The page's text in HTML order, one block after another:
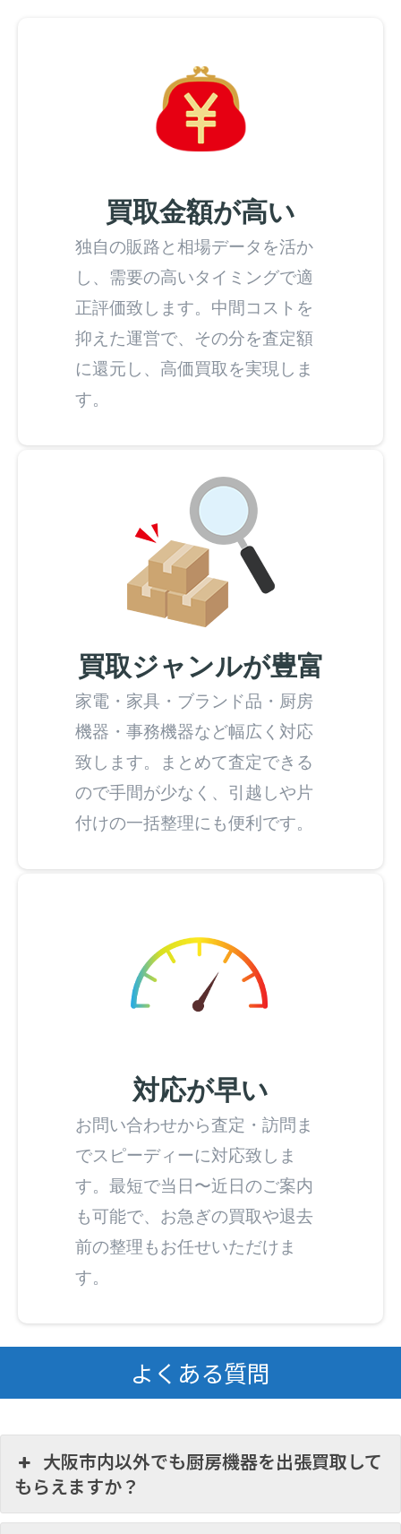
買取金額が高い
独自の販路と相場データを活か
し、需要の高いタイミングで適
正評価致します。中間コストを
抑えた運営で、その分を査定額
に還元し、高価買取を実現しま
す。
買取ジャンルが豊富
家電・家具・ブランド品・厨房
機器・事務機器など幅広く対応
致します。まとめて査定できる
ので手間が少なく、引越しや片
付けの一括整理にも便利です。
対応が早い
お問い合わせから査定・訪問ま
でスピーディーに対応致しま
す。最短で当日〜近日のご案内
も可能で、お急ぎの買取や退去
前の整理もお任せいただけま
す。
よくある質問
大阪市内以外でも厨房機器を出張買取して
もらえますか？